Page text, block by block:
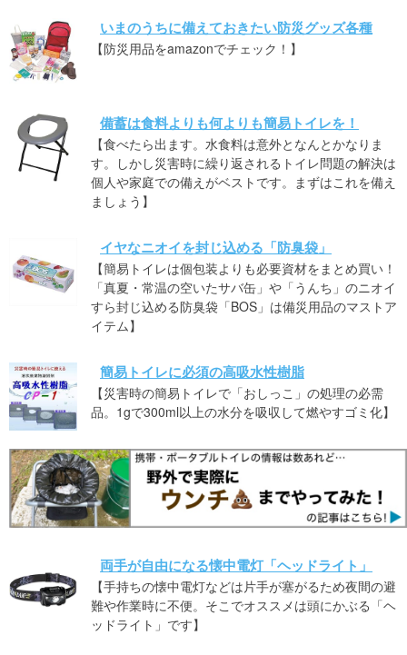
いまのうちに備えておきたい防災グッズ各種
【防災用品をamazonでチェック！】
備蓄は食料よりも何よりも簡易トイレを！
【食べたら出ます。水食料は意外となんとかなりま
す。しかし災害時に繰り返されるトイレ問題の解決は
個人や家庭での備えがベストです。まずはこれを備え
ましょう】
イヤなニオイを封じ込める「防臭袋」
【簡易トイレは個包装よりも必要資材をまとめ買い！
「真夏・常温の空いたサバ缶」や「うんち」のニオイ
すら封じ込める防臭袋「BOS」は備災用品のマストア
イテム】
簡易トイレに必須の高吸水性樹脂
【災害時の簡易トイレで「おしっこ」の処理の必需
品。1gで300ml以上の水分を吸収して燃やすゴミ化】
両手が自由になる懐中電灯「ヘッドライト」
【手持ちの懐中電灯などは片手が塞がるため夜間の避
難や作業時に不便。そこでオススメは頭にかぶる「ヘ
ッドライト」です】